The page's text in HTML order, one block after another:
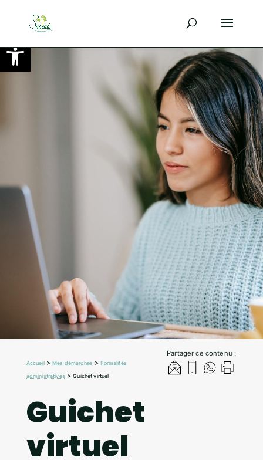
Ouvrir la barre d’outils
Partager ce contenu :
Accueil>Mes démarches >Formalités
administratives>Guichet virtuel
Guichet
virtuel